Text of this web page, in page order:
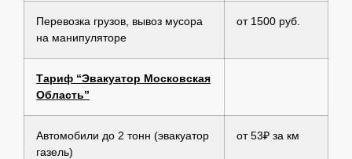
Перевозка грузов, вывоз мусора
на манипуляторе
от 1500 руб.
Тариф “Эвакуатор Московская
Область”
Автомобили до 2 тонн (эвакуатор
газель)
от 53₽ за км